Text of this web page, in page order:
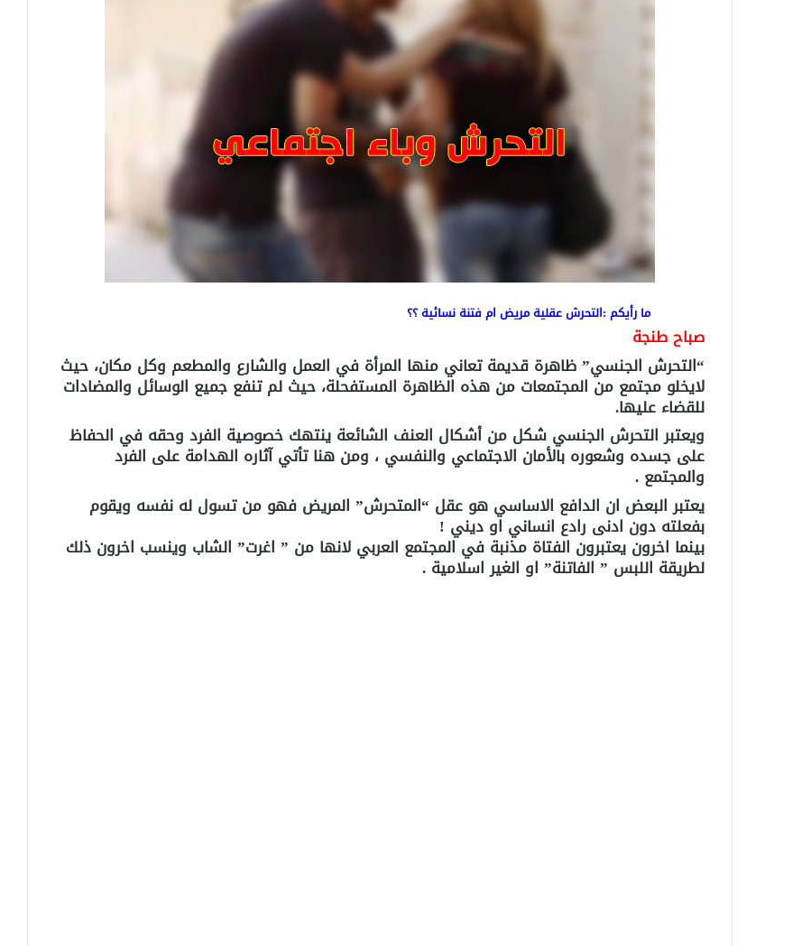
ما رأيكم :التحرش عقلية مريض ام فتنة نسائية ؟؟
صباح طنجة
“التحرش الجنسي” ظاهرة قديمة تعاني منها المرأة في العمل والشارع والمطعم وكل مكان، حيث
لايخلو مجتمع من المجتمعات من هذه الظاهرة المستفحلة، حيث لم تنفع جميع الوسائل والمضادات
للقضاء عليها.
ويعتبر التحرش الجنسي شكل من أشكال العنف الشائعة ينتهك خصوصية الفرد وحقه في الحفاظ
على جسده وشعوره بالأمان الاجتماعي والنفسي ، ومن هنا تأتي آثاره الهدامة على الفرد
والمجتمع .
يعتبر البعض ان الدافع الاساسي هو عقل “المتحرش” المريض فهو من تسول له نفسه ويقوم
بفعلته دون ادنى رادع انساني او ديني !
بينما اخرون يعتبرون الفتاة مذنبة في المجتمع العربي لانها من ” اغرت” الشاب وينسب اخرون ذلك
لطريقة اللبس ” الفاتنة” او الغير اسلامية .